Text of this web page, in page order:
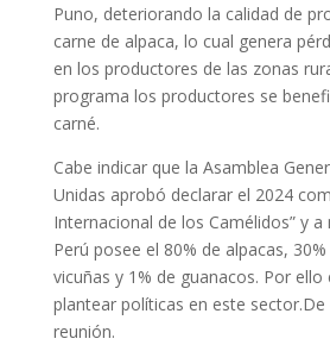
Puno, deteriorando la calidad de
carne de alpaca, lo cual genera
en los productores de las zonas
programa los productores se
carné.
Cabe indicar que la Asamblea
Unidas aprobó declarar el 2024
Internacional de los Camélidos” y a
Perú posee el 80% de alpacas,
vicuñas y 1% de guanacos. Por
plantear políticas en este
reunión.